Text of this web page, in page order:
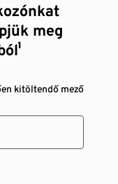
meg
kitöltendő mező